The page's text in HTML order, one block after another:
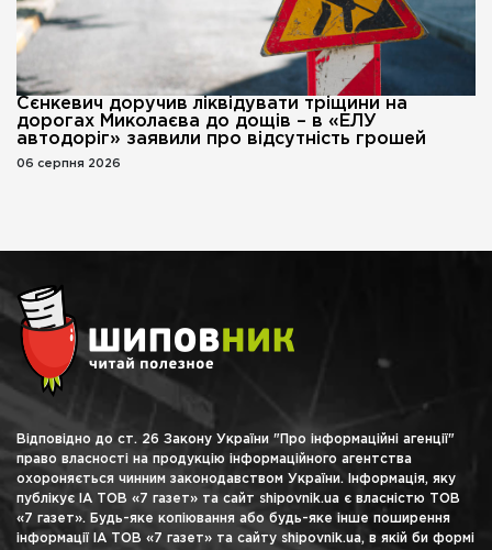
Сєнкевич доручив ліквідувати тріщини на
дорогах Миколаєва до дощів – в «ЕЛУ
автодоріг» заявили про відсутність грошей
06 серпня 2026
Відповідно до ст. 26 Закону України "Про інформаційні агенції"
право власності на продукцію інформаційного агентства
охороняється чинним законодавством України. Інформація, яку
публікує ІА ТОВ «7 газет» та сайт shipovnik.ua є власністю ТОВ
«7 газет». Будь-яке копіювання або будь-яке інше поширення
інформації ІА ТОВ «7 газет» та сайту shipovnik.ua, в якій би формі